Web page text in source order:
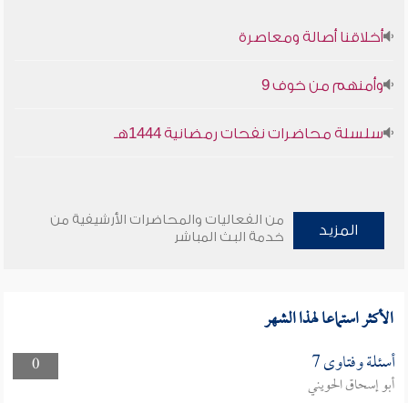
أخلاقنا أصالة ومعاصرة
وأمنهم من خوف 9
سلسلة محاضرات نفحات رمضانية 1444هـ
المزيد
من الفعاليات والمحاضرات الأرشيفية من
خدمة البث المباشر
الأكثر استماعا لهذا الشهر
0 أسئلة وفتاوى 7
أبو إسحاق الحويني